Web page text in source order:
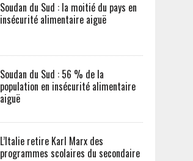
Soudan du Sud : la moitié du pays en
insécurité alimentaire aiguë
Soudan du Sud : 56 % de la
population en insécurité alimentaire
aiguë
L’Italie retire Karl Marx des
programmes scolaires du secondaire